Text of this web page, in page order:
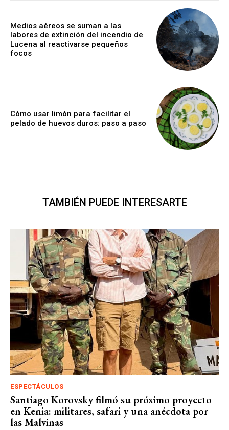
Medios aéreos se suman a las
labores de extinción del incendio de
Lucena al reactivarse pequeños
focos
Cómo usar limón para facilitar el
pelado de huevos duros: paso a paso
TAMBIÉN PUEDE INTERESARTE
ESPECTÁCULOS
Santiago Korovsky filmó su próximo proyecto
en Kenia: militares, safari y una anécdota por
las Malvinas